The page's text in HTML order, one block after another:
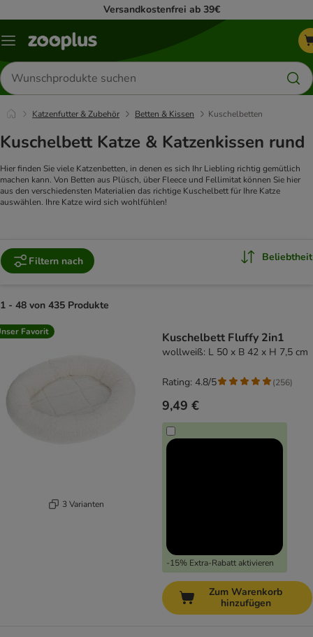
Versandkostenfrei ab 39€
Menü
Produkte
suchen
Katzenfutter & Zubehör Betten & Kissen Kuschelbetten
Kuschelbett Katze & Katzenkissen rund
Hier finden Sie viele Katzenbetten, in denen es sich Ihr Liebling richtig gemütlich
machen kann. Von Betten aus Plüsch, über Fleece und Fellimitat können Sie hier
aus den verschiedensten Materialien das richtige Kuschelbett für Ihre Katze
auswählen. Ihre Katze wird sich wohlfühlen!
Filtern nach Beliebtheit
1 - 48 von 435 Produkte
product items have been changed
Favorit
3 Varianten
Kuschelbett Fluffy 2in1
wollweiß: L 50 x B 42 x H 7,5 cm
9,49 €
-15% Extra-Rabatt aktivieren
Rating: 4.8/5 (256)
Zum Warenkorb
hinzufügen